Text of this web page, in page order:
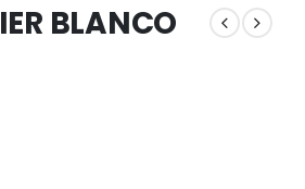
BLANCO